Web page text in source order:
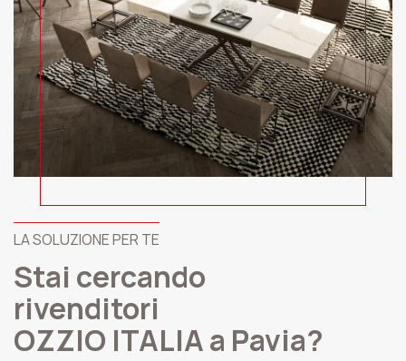
LA SOLUZIONE PER TE
Stai cercando
rivenditori
OZZIO ITALIA a Pavia?